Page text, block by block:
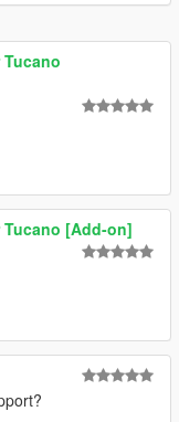
Tucano
Tucano [Add-on]